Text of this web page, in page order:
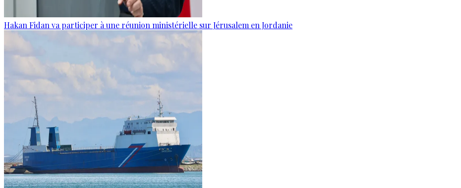
Hakan Fidan va participer à une réunion ministérielle sur Jérusalem en Jordanie